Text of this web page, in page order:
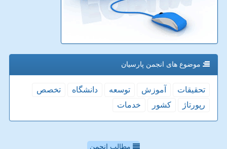
موضوع های انجمن پارسیان
تحقیقات آموزش توسعه دانشگاه
تخصص
رپورتاژ
كشور خدمات
مطالب انجمن